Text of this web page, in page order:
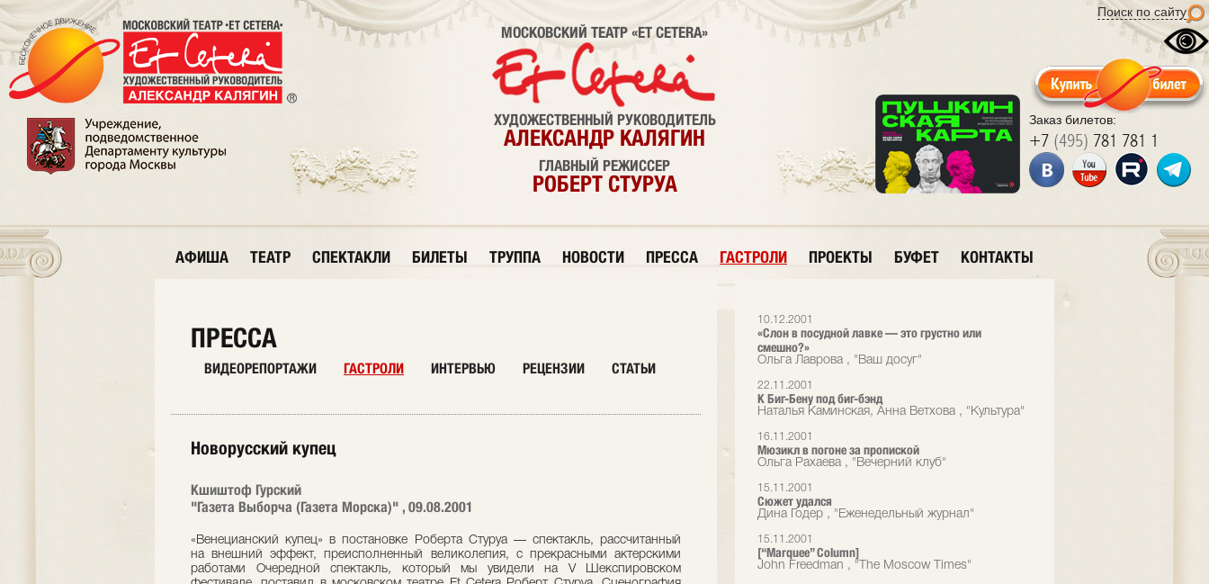
Поиск по сайту
Заказ билетов:
+7 (495) 781 781 1
МОСКОВСКИЙ ТЕАТР «ET CETERA»
ХУДОЖЕСТВЕННЫЙ РУКОВОДИТЕЛЬ
АЛЕКСАНДР КАЛЯГИН
ГЛАВНЫЙ РЕЖИССЕР
РОБЕРТ СТУРУА
АФИША ТЕАТР СПЕКТАКЛИ БИЛЕТЫ ТРУППА НОВОСТИ ПРЕССА ГАСТРОЛИ ПРОЕКТЫ БУФЕТ КОНТАКТЫ
10.12.2001
«Слон в посудной лавке — это грустно или
смешно?»
Ольга Лаврова , "Ваш досуг"
22.11.2001
К Биг-Бену под биг-бэнд
Наталья Каминская, Анна Ветхова , "Культура"
16.11.2001
Мюзикл в погоне за пропиской
Ольга Рахаева , "Вечерний клуб"
15.11.2001
Сюжет удался
Дина Годер , "Еженедельный журнал"
15.11.2001
[“Marquee” Column]
John Freedman , "The Moscow Times"
ПРЕССА
ВИДЕОРЕПОРТАЖИ ГАСТРОЛИ ИНТЕРВЬЮ РЕЦЕНЗИИ СТАТЬИ
Новорусский купец
Кшиштоф Гурский
"Газета Выборча (Газета Морска)" , 09.08.2001
«Венецианский купец» в постановке Роберта Стуруа — спектакль, рассчитанный
на внешний эффект, преисполненный великолепия, с прекрасными актерскими
работами Очередной спектакль, который мы увидели на V Шекспировском